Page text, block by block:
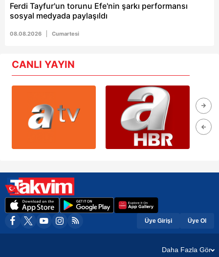
Ferdi Tayfur'un torunu Efe'nin şarkı performansı
sosyal medyada paylaşıldı
08.08.2026 Cumartesi
CANLI YAYIN
Üye Girişi Üye Ol
Daha Fazla Gör